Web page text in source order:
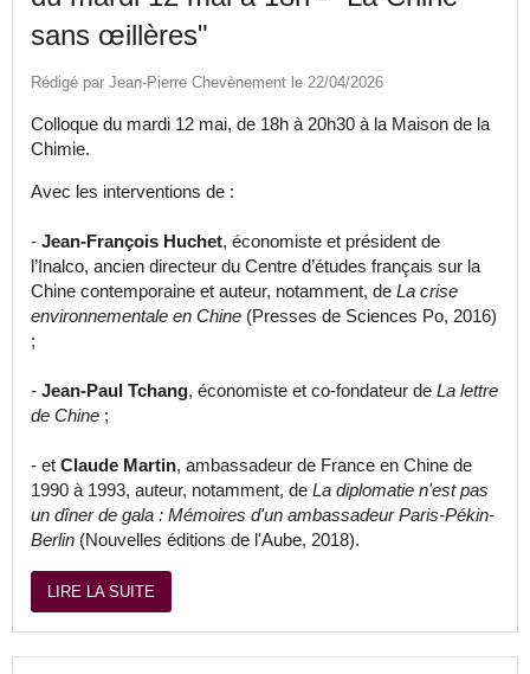
sans œillères"
Rédigé par Jean-Pierre Chevènement le 22/04/2026
Colloque du mardi 12 mai, de 18h à 20h30 à la Maison de la
Chimie.
Avec les interventions de :
- Jean-François Huchet, économiste et président de
l’Inalco, ancien directeur du Centre d’études français sur la
Chine contemporaine et auteur, notamment, de La crise
environnementale en Chine (Presses de Sciences Po, 2016)
;
- Jean-Paul Tchang, économiste et co-fondateur de La lettre
de Chine ;
- et Claude Martin, ambassadeur de France en Chine de
1990 à 1993, auteur, notamment, de La diplomatie n'est pas
un dîner de gala : Mémoires d'un ambassadeur Paris-Pékin-
Berlin (Nouvelles éditions de l'Aube, 2018).
LIRE LA SUITE